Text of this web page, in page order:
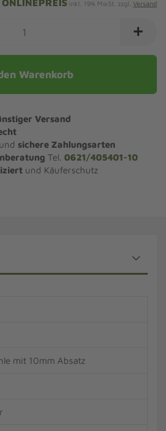
ONLINEPREIS inkl. 19% MwSt. zzgl. Versand
Warenkorb
Versand
und sichere Zahlungsarten
Tel. 0621/405401-10
und Käuferschutz
mit 10mm Absatz